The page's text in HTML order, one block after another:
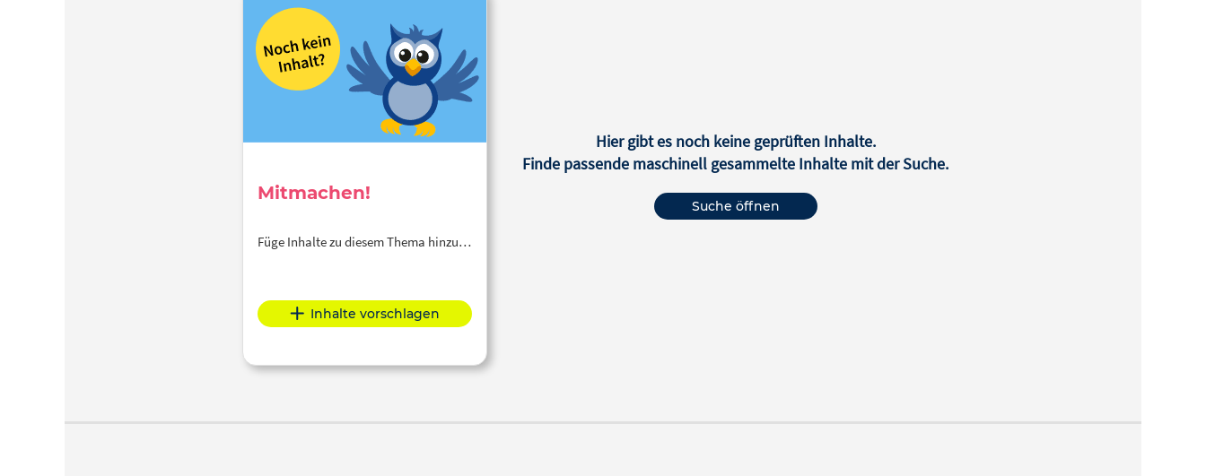
Mitmachen!
Füge Inhalte zu diesem Thema hinzu…
Inhalte vorschlagen
Hier gibt es noch keine geprüften Inhalte.
Finde passende maschinell gesammelte Inhalte mit der Suche.
Suche öffnen